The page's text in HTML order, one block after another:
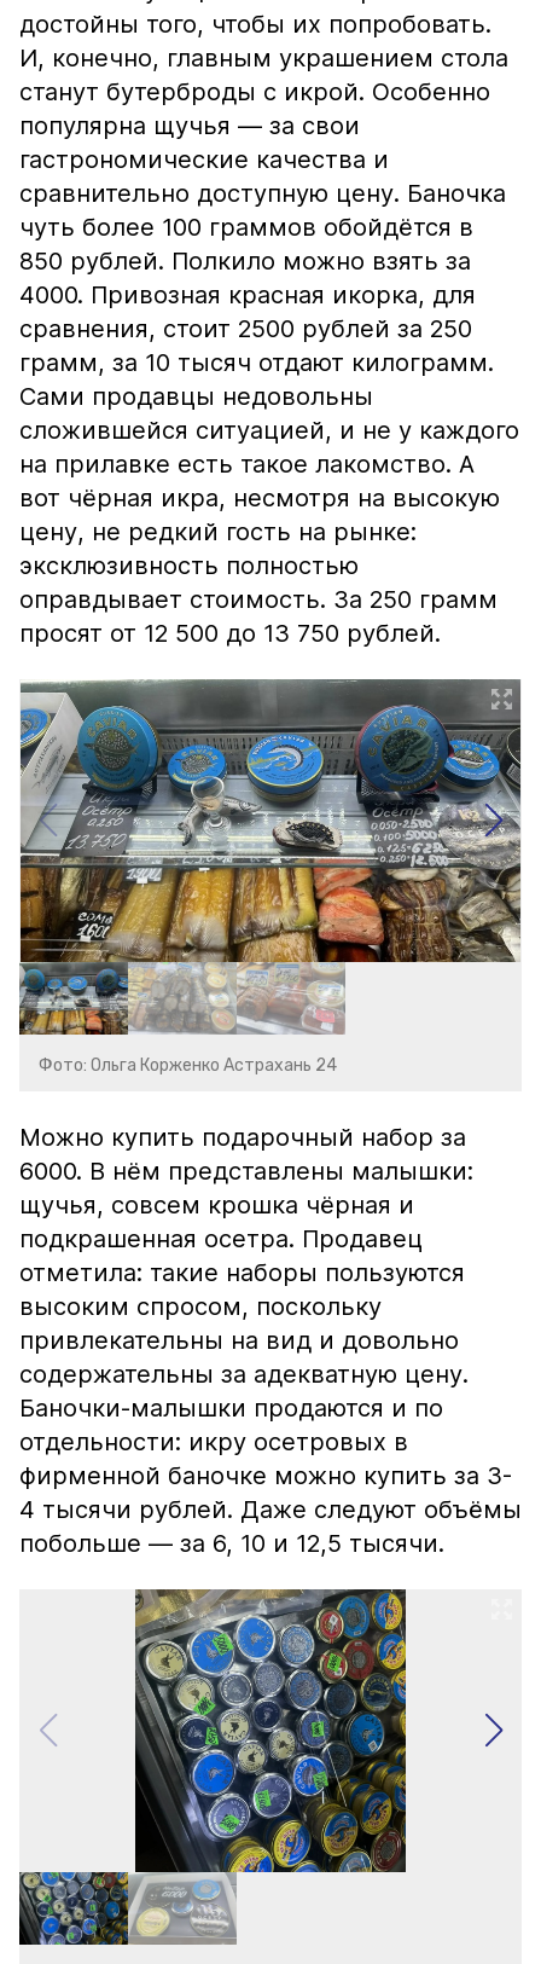
достойны того, чтобы их попробовать.
И, конечно, главным украшением стола
станут бутерброды с икрой. Особенно
популярна щучья — за свои
гастрономические качества и
сравнительно доступную цену. Баночка
чуть более 100 граммов обойдётся в
850 рублей. Полкило можно взять за
4000. Привозная красная икорка, для
сравнения, стоит 2500 рублей за 250
грамм, за 10 тысяч отдают килограмм.
Сами продавцы недовольны
сложившейся ситуацией, и не у каждого
на прилавке есть такое лакомство. А
вот чёрная икра, несмотря на высокую
цену, не редкий гость на рынке:
эксклюзивность полностью
оправдывает стоимость. За 250 грамм
просят от 12 500 до 13 750 рублей.
Фото: Ольга Корженко Астрахань 24
Можно купить подарочный набор за
6000. В нём представлены малышки:
щучья, совсем крошка чёрная и
подкрашенная осетра. Продавец
отметила: такие наборы пользуются
высоким спросом, поскольку
привлекательны на вид и довольно
содержательны за адекватную цену.
Баночки-малышки продаются и по
отдельности: икру осетровых в
фирменной баночке можно купить за 3-
4 тысячи рублей. Даже следуют объёмы
побольше — за 6, 10 и 12,5 тысячи.